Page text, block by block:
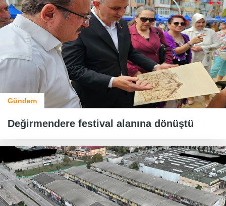
Gündem
Değirmendere festival alanına dönüştü